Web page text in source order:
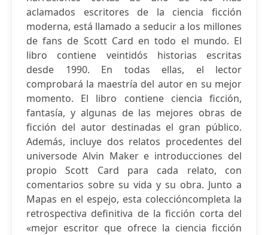
aclamados escritores de la ciencia ficción
moderna, está llamado a seducir a los millones
de fans de Scott Card en todo el mundo. El
libro contiene veintidós historias escritas
desde 1990. En todas ellas, el lector
comprobará la maestría del autor en su mejor
momento. El libro contiene ciencia ficción,
fantasía, y algunas de las mejores obras de
ficción del autor destinadas el gran público.
Además, incluye dos relatos procedentes del
universode Alvin Maker e introducciones del
propio Scott Card para cada relato, con
comentarios sobre su vida y su obra. Junto a
Mapas en el espejo, esta coleccióncompleta la
retrospectiva definitiva de la ficción corta del
«mejor escritor que ofrece la ciencia ficción